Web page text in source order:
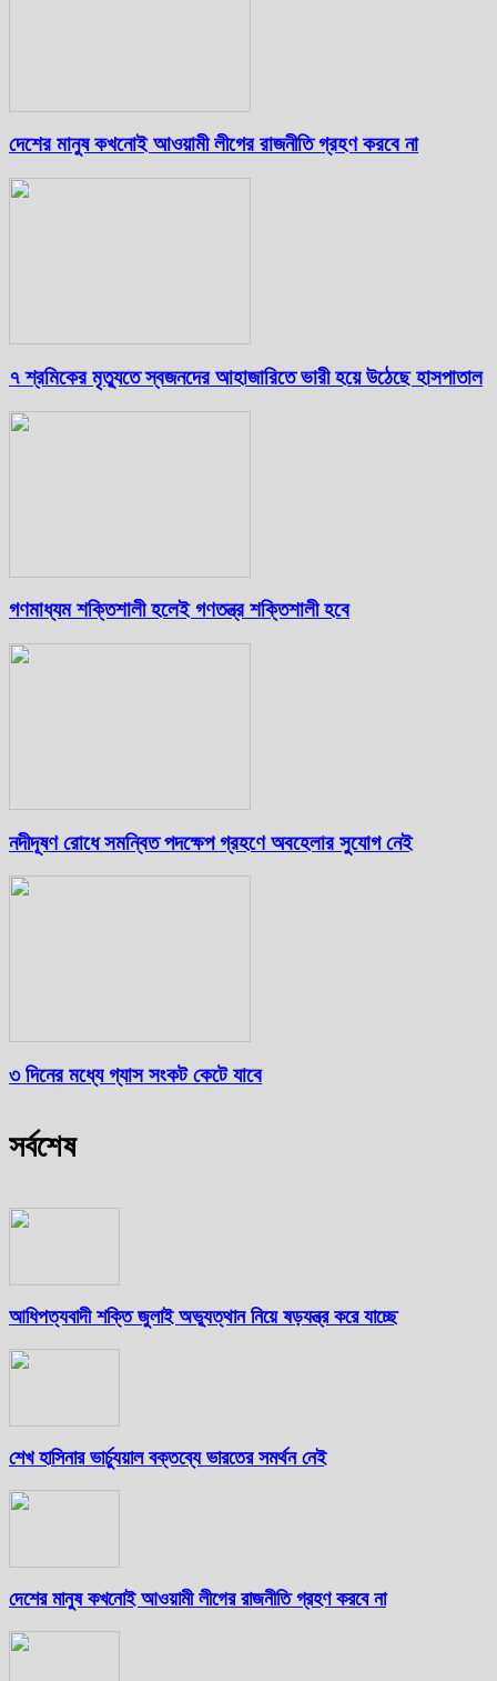
দেশের মানুষ কখনোই আওয়ামী লীগের রাজনীতি গ্রহণ করবে না
৭ শ্রমিকের মৃত্যুতে স্বজনদের আহাজারিতে ভারী হয়ে উঠেছে হাসপাতাল
গণমাধ্যম শক্তিশালী হলেই গণতন্ত্র শক্তিশালী হবে
নদীদূষণ রোধে সমন্বিত পদক্ষেপ গ্রহণে অবহেলার সুযোগ নেই
৩ দিনের মধ্যে গ্যাস সংকট কেটে যাবে
সর্বশেষ
আধিপত্যবাদী শক্তি জুলাই অভ্যুত্থান নিয়ে ষড়যন্ত্র করে যাচ্ছে
শেখ হাসিনার ভার্চ্যুয়াল বক্তব্যে ভারতের সমর্থন নেই
দেশের মানুষ কখনোই আওয়ামী লীগের রাজনীতি গ্রহণ করবে না